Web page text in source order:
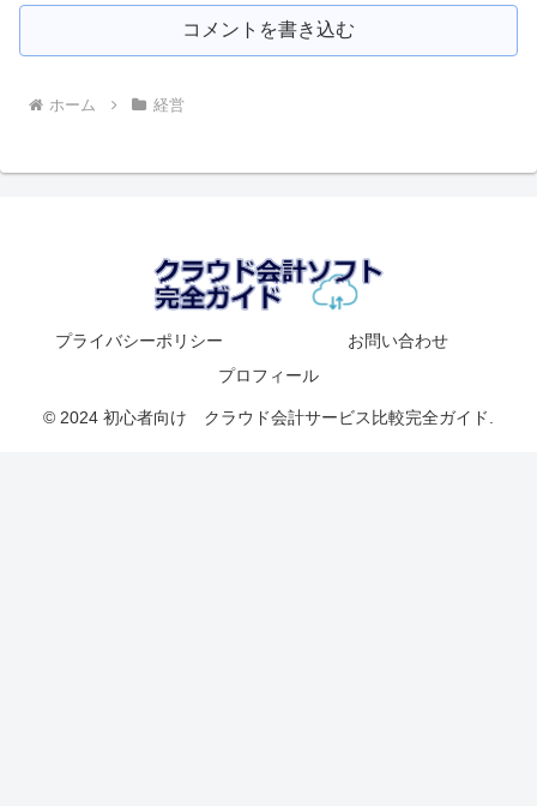
コメントを書き込む
ホーム 経営
プライバシーポリシー
お問い合わせ
プロフィール
© 2024 初心者向け クラウド会計サービス比較完全ガイド.